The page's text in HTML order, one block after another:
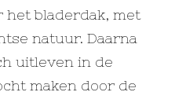
bladerdak, met
natuur. Daarna
uitleven in de
maken door de